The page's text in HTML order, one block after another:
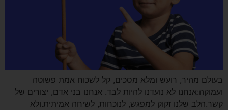
בעולם מהיר, רועש ומלא מסכים, קל לשכוח אמת פשוטה
ועמוקה:אנחנו לא נועדנו להיות לבד. אנחנו בני אדם, יצורים של
קשר.הלב שלנו זקוק למפגש, לנוכחות, לשיחה אמיתית.ולא